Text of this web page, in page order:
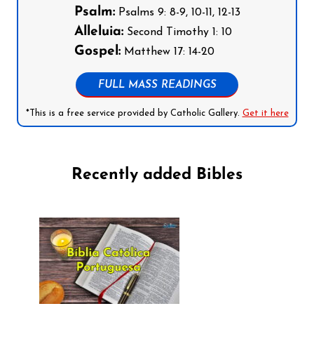
Psalm:Psalms 9: 8-9, 10-11, 12-13
Alleluia:Second Timothy 1: 10
Gospel:Matthew 17: 14-20
FULL MASS READINGS
*This is a free service provided by Catholic Gallery. Get it here
Recently added Bibles